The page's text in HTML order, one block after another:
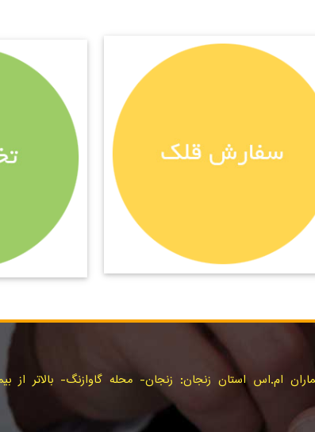
ام.اس استان زنجان: زنجان- محله گاوازنگ- بالاتر از